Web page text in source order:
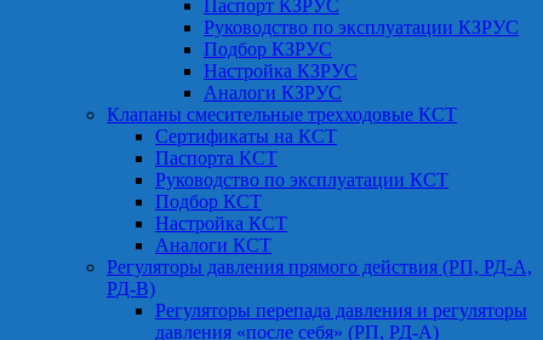
Паспорт КЗРУС
Руководство по эксплуатации КЗРУС
Подбор КЗРУС
Настройка КЗРУС
Аналоги КЗРУС
Клапаны смесительные трехходовые КСТ
Сертификаты на КСТ
Паспорта КСТ
Руководство по эксплуатации КСТ
Подбор КСТ
Настройка КСТ
Аналоги КСТ
Регуляторы давления прямого действия (РП, РД-А,
РД-В)
Регуляторы перепада давления и регуляторы
давления «после себя» (РП, РД-А)